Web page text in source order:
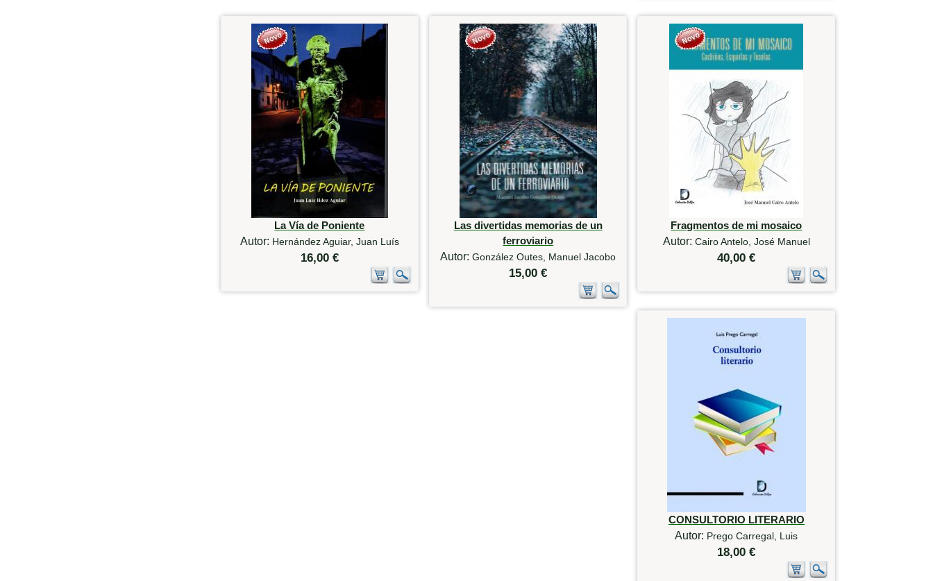
La Vía de Poniente
Autor: Hernández Aguiar, Juan Luís
16,00 €
Las divertidas memorias de un
ferroviario
Autor:González Outes, Manuel Jacobo
15,00 €
Fragmentos de mi mosaico
Autor: Cairo Antelo, José Manuel
40,00 €
CONSULTORIO LITERARIO
Autor: Prego Carregal, Luis
18,00 €